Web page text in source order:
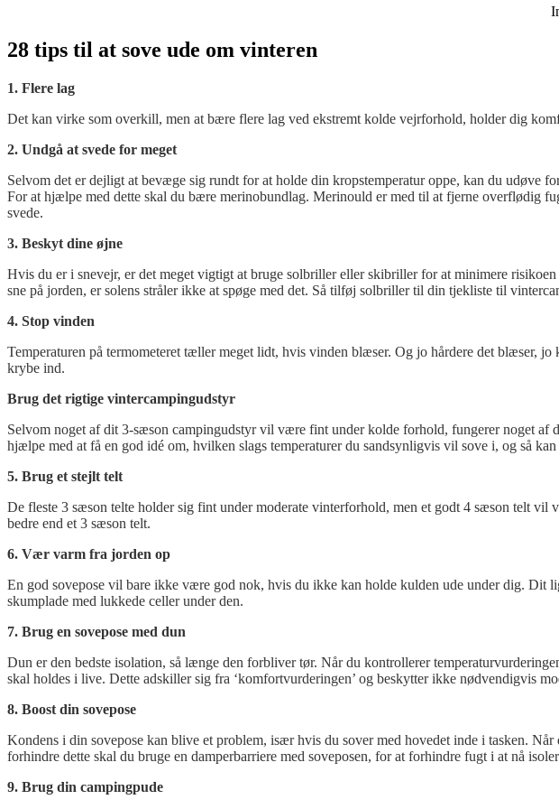
28 tips til at sove ude om vinteren
1. Flere lag
Det kan virke som overkill, men at bære flere lag ved ekstremt kolde vejrforhold, holder dig
2. Undgå at svede for meget
Selvom det er dejligt at bevæge sig rundt for at holde din kropstemperatur oppe, kan du udøve
For at hjælpe med dette skal du bære merinobundlag. Merinould er med til at fjerne overflødig
svede.
3. Beskyt dine øjne
Hvis du er i snevejr, er det meget vigtigt at bruge solbriller eller skibriller for at minimere
sne på jorden, er solens stråler ikke at spøge med det. Så tilføj solbriller til din tjekliste til
4. Stop vinden
Temperaturen på termometeret tæller meget lidt, hvis vinden blæser. Og jo hårdere det blæser,
krybe ind.
Brug det rigtige vintercampingudstyr
Selvom noget af dit 3-sæson campingudstyr vil være fint under kolde forhold, fungerer noget
hjælpe med at få en god idé om, hvilken slags temperaturer du sandsynligvis vil sove i, og så
5. Brug et stejlt telt
De fleste 3 sæson telte holder sig fint under moderate vinterforhold, men et godt 4 sæson telt
bedre end et 3 sæson telt.
6. Vær varm fra jorden op
En god sovepose vil bare ikke være god nok, hvis du ikke kan holde kulden ude under dig. Dit
skumplade med lukkede celler under den.
7. Brug en sovepose med dun
Dun er den bedste isolation, så længe den forbliver tør. Når du kontrollerer
skal holdes i live. Dette adskiller sig fra ‘komfortvurderingen’ og beskytter ikke nødvendigvis
8. Boost din sovepose
Kondens i din sovepose kan blive et problem, især hvis du sover med hovedet inde i tasken.
forhindre dette skal du bruge en damperbarriere med soveposen, for at forhindre fugt i at nå
9. Brug din campingpude